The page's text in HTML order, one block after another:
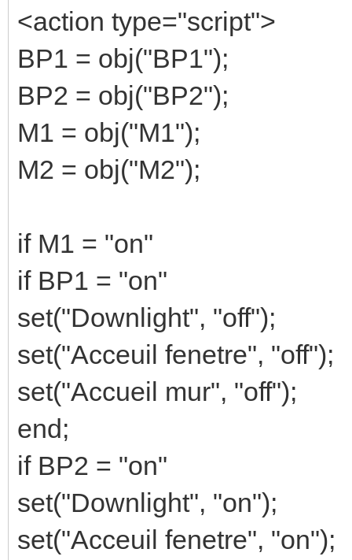
<action type="script">
BP1 = obj("BP1");
BP2 = obj("BP2");
M1 = obj("M1");
M2 = obj("M2");
if M1 = "on"
if BP1 = "on"
set("Downlight", "off");
set("Acceuil fenetre", "off");
set("Accueil mur", "off");
end;
if BP2 = "on"
set("Downlight", "on");
set("Acceuil fenetre", "on");